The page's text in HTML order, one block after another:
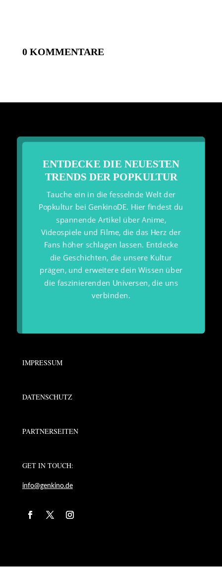
0 KOMMENTARE
ENTDECKE DIE NEUESTEN
TRENDS DER POPKULTUR
Tauche ein in die fesselnde Welt der
Popkultur bei GenkinoDE. Hier findest du
spannende Artikel über Anime,
Videospiele und Filme, die das Herz der
Fans höher schlagen lassen. Entdecke
die Geschichten, die unsere Kultur
prägen, und erweitere dein Wissen über
die faszinierenden Universen, die uns
verbinden.
IMPRESSUM
DATENSCHUTZ
PARTNERSEITEN
GET IN TOUCH:
info@genkino.de